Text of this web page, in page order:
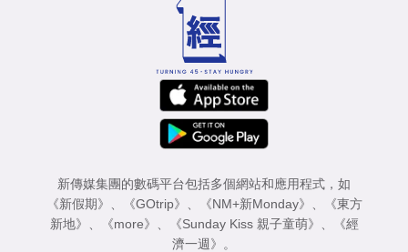
新傳媒集團的數碼平台包括多個網站和應用程式，如
《新假期》
《GOtrip》 《NM+新Monday》
《東方
新地》
《more》 《Sunday Kiss 親子童萌》
《經
濟一週》
。